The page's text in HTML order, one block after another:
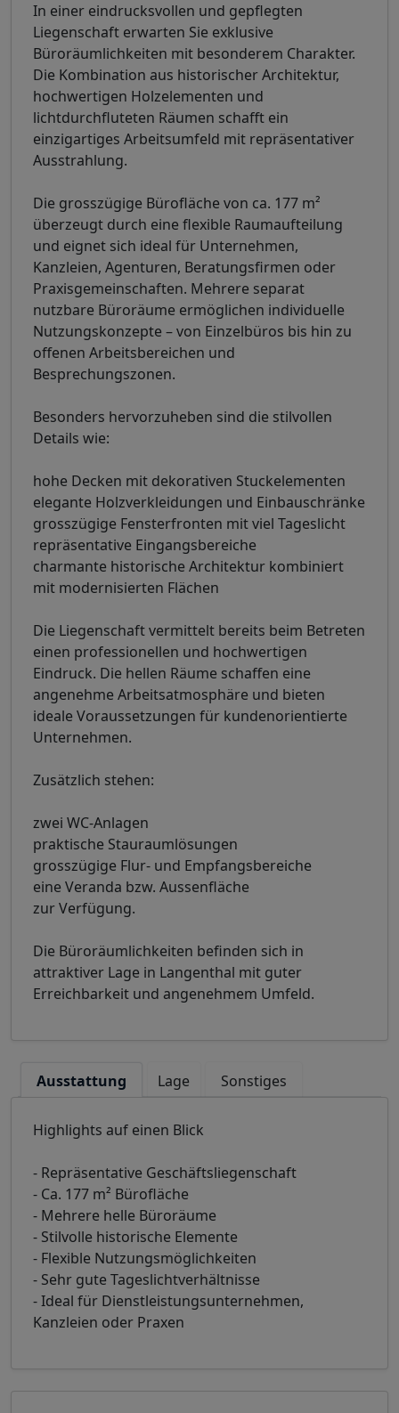
In einer eindrucksvollen und gepflegten
Liegenschaft erwarten Sie exklusive
Büroräumlichkeiten mit besonderem Charakter.
Die Kombination aus historischer Architektur,
hochwertigen Holzelementen und
lichtdurchfluteten Räumen schafft ein
einzigartiges Arbeitsumfeld mit repräsentativer
Ausstrahlung.
Die grosszügige Bürofläche von ca. 177 m²
überzeugt durch eine flexible Raumaufteilung
und eignet sich ideal für Unternehmen,
Kanzleien, Agenturen, Beratungsfirmen oder
Praxisgemeinschaften. Mehrere separat
nutzbare Büroräume ermöglichen individuelle
Nutzungskonzepte – von Einzelbüros bis hin zu
offenen Arbeitsbereichen und
Besprechungszonen.
Besonders hervorzuheben sind die stilvollen
Details wie:
hohe Decken mit dekorativen Stuckelementen
elegante Holzverkleidungen und Einbauschränke
grosszügige Fensterfronten mit viel Tageslicht
repräsentative Eingangsbereiche
charmante historische Architektur kombiniert
mit modernisierten Flächen
Die Liegenschaft vermittelt bereits beim Betreten
einen professionellen und hochwertigen
Eindruck. Die hellen Räume schaffen eine
angenehme Arbeitsatmosphäre und bieten
ideale Voraussetzungen für kundenorientierte
Unternehmen.
Zusätzlich stehen:
zwei WC-Anlagen
praktische Stauraumlösungen
grosszügige Flur- und Empfangsbereiche
eine Veranda bzw. Aussenfläche
zur Verfügung.
Die Büroräumlichkeiten befinden sich in
attraktiver Lage in Langenthal mit guter
Erreichbarkeit und angenehmem Umfeld.
Ausstattung Lage Sonstiges
Highlights auf einen Blick
- Repräsentative Geschäftsliegenschaft
- Ca. 177 m² Bürofläche
- Mehrere helle Büroräume
- Stilvolle historische Elemente
- Flexible Nutzungsmöglichkeiten
- Sehr gute Tageslichtverhältnisse
- Ideal für Dienstleistungsunternehmen,
Kanzleien oder Praxen